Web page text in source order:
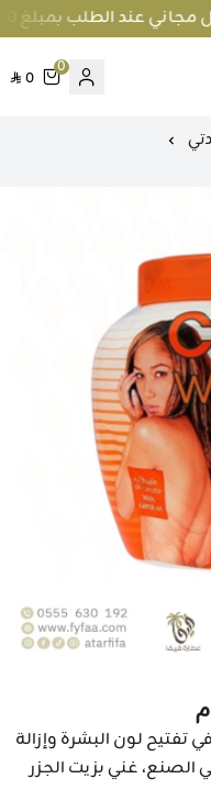
بمبلغ 100 ريال واكثر داخل جدة و 200 ريال واكثر برا جدة
فيفا
0
0
لون البشرة وإزالة
الصنع، غني بزيت الجزر